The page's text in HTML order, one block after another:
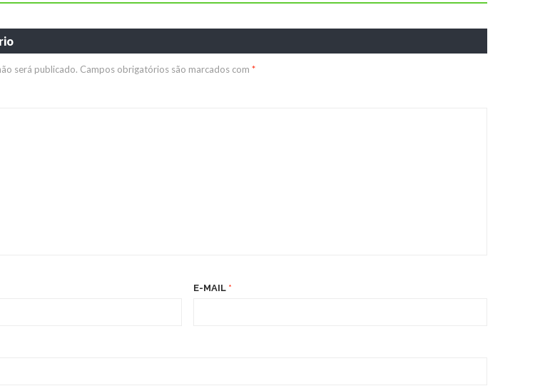
será publicado. Campos obrigatórios são marcados com *
E-MAIL *